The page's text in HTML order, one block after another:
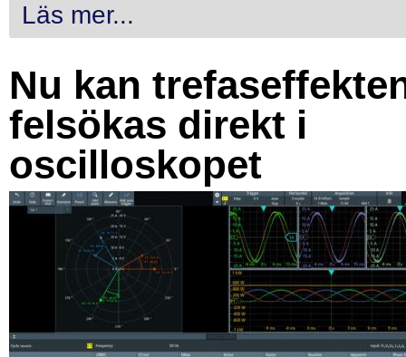
Läs mer...
Nu kan
felsökas direkt i
oscilloskopet